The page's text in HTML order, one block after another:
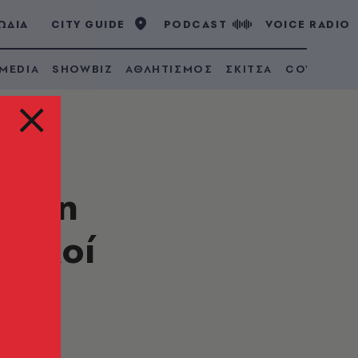
CITY GUIDE PODCAST VOICE RADIO
SHOWBIZ ΑΘΛΗΤΙΣΜΟΣ ΣΚΙΤΣΑ COVID 19
η